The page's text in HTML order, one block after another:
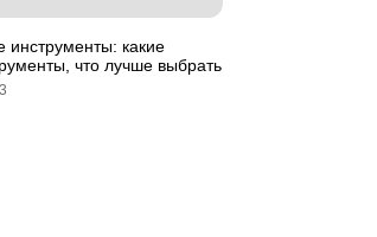
инструменты: какие
что лучше выбрать